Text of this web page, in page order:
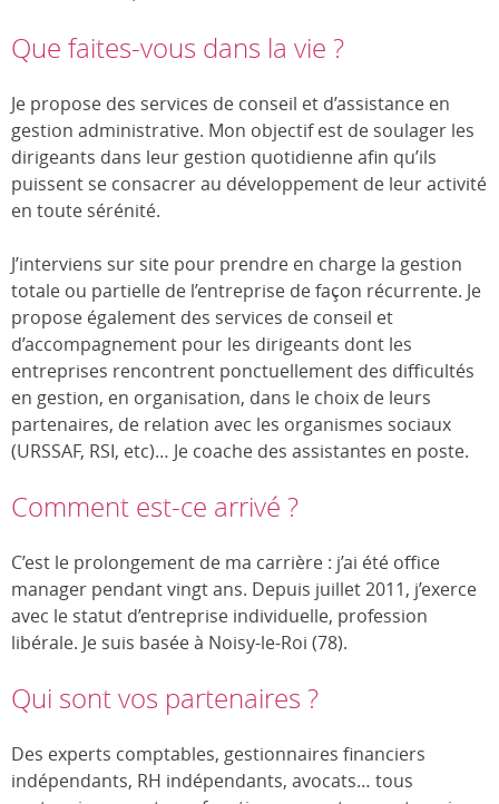
Que faites-vous dans la vie ?
Je propose des services de conseil et d’assistance en
gestion administrative. Mon objectif est de soulager les
dirigeants dans leur gestion quotidienne afin qu’ils
puissent se consacrer au développement de leur activité
en toute sérénité.
J’interviens sur site pour prendre en charge la gestion
totale ou partielle de l’entreprise de façon récurrente. Je
propose également des services de conseil et
d’accompagnement pour les dirigeants dont les
entreprises rencontrent ponctuellement des difficultés
en gestion, en organisation, dans le choix de leurs
partenaires, de relation avec les organismes sociaux
(URSSAF, RSI, etc)… Je coache des assistantes en poste.
Comment est-ce arrivé ?
C’est le prolongement de ma carrière : j’ai été office
manager pendant vingt ans. Depuis juillet 2011, j’exerce
avec le statut d’entreprise individuelle, profession
libérale. Je suis basée à Noisy-le-Roi (78).
Qui sont vos partenaires ?
Des experts comptables, gestionnaires financiers
indépendants, RH indépendants, avocats… tous